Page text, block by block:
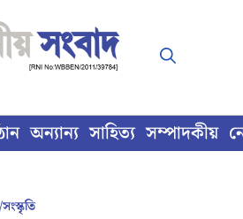
অন্যান্য সাহিত্য সম্পাদকীয়
সংস্কৃতি